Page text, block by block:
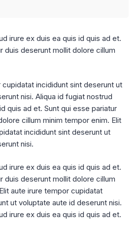
irure ex duis ea quis id quis ad et.
duis deserunt mollit dolore cillum
cupidatat incididunt sint deserunt ut
nisi. Aliqua id fugiat nostrud
quis ad et. Sunt qui esse pariatur
cillum minim tempor enim. Elit
incididunt sint deserunt ut
nisi.
irure ex duis ea quis id quis ad et.
duis deserunt mollit dolore cillum
aute irure tempor cupidatat
ut voluptate aute id deserunt nisi.
irure ex duis ea quis id quis ad et.